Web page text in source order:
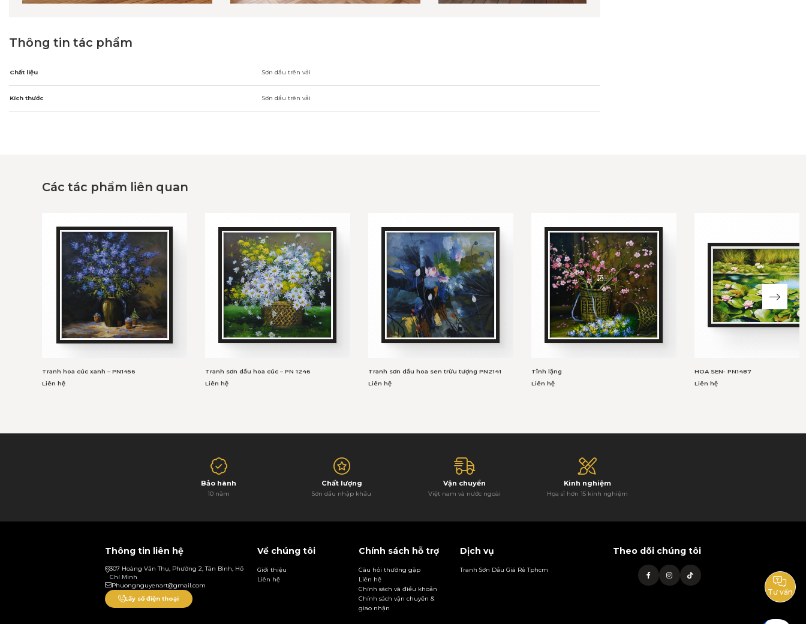
Thông tin tác phẩm
Chất liệu Sơn dầu trên vải
Kích thước Sơn dầu trên vải
Các tác phẩm liên quan
Tranh hoa cúc xanh – PN1456
Liên hệ
Tranh sơn dầu hoa cúc – PN 1246
Liên hệ
Tranh sơn dầu hoa sen trừu tượng PN2141
Liên hệ
Tĩnh lặng
Liên hệ
HOA SEN- PN1487
Liên hệ
Bảo hành
10 năm
Chất lượng
Sơn dầu nhập khẩu
Vận chuyển
Việt nam và nước ngoài
Kinh nghiệm
Họa sĩ hơn 15 kinh nghiệm
Thông tin liên hệ
307 Hoàng Văn Thụ, Phường 2, Tân Bình, Hồ
Chí Minh
Phuongnguyenart@gmail.com
Lấy số điện thoại
Về chúng tôi
Giới thiệu
Liên hệ
Chính sách hỗ trợ
Câu hỏi thường gặp
Liên hệ
Chính sách và điều khoản
Chính sách vận chuyển &
giao nhận
Dịch vụ
Tranh Sơn Dầu Giá Rẻ Tphcm
Theo dõi chúng tôi
Tư vấn